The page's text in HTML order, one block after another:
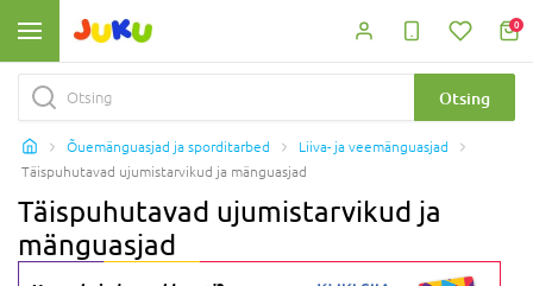
0
Otsing
Õuemänguasjad ja sporditarbed
Liiva- ja veemänguasjad
Täispuhutavad ujumistarvikud ja mänguasjad
Täispuhutavad ujumistarvikud ja
mänguasjad